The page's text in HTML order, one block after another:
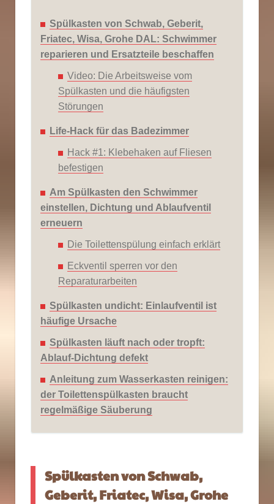
Spülkasten von Schwab, Geberit,
Friatec, Wisa, Grohe DAL: Schwimmer
reparieren und Ersatzteile beschaffen
Video: Die Arbeitsweise vom
Spülkasten und die häufigsten
Störungen
Life-Hack für das Badezimmer
Hack #1: Klebehaken auf Fliesen
befestigen
Am Spülkasten den Schwimmer
einstellen, Dichtung und Ablaufventil
erneuern
Die Toilettenspülung einfach erklärt
Eckventil sperren vor den
Reparaturarbeiten
Spülkasten undicht: Einlaufventil ist
häufige Ursache
Spülkasten läuft nach oder tropft:
Ablauf-Dichtung defekt
Anleitung zum Wasserkasten reinigen:
der Toilettenspülkasten braucht
regelmäßige Säuberung
Spülkasten von Schwab,
Geberit, Friatec, Wisa, Grohe